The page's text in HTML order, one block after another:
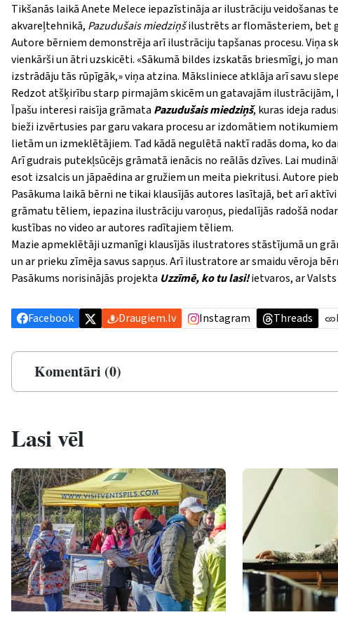
Tikšanās laikā Anete Melece iepazīstināja ar ilustrāciju
akvareļtehnikā, Pazudušais miedziņšilustrēts ar flomāsteriem, bet
Autore bērniem demonstrēja arī ilustrāciju tapšanas procesu. Viņa
vienkārši un ātri uzskicēti. «Sākumā bildes izskatās briesmīgi, jo
izstrādāju tās rūpīgāk,»viņa atzina. Māksliniece atklāja arī savu
Redzot atšķirību starp pirmajām skicēm un gatavajām ilustrācijām,
Īpašu interesi raisīja grāmata Pazudušais miedziņš, kuras ideja
bieži izvērtusies par garu vakara procesu ar izdomātiem
lietām un izmeklētājiem. Tad kādā negulētā naktī radās doma, ko
Arī gudrais putekļsūcējs grāmatā ienācis no reālās dzīves. Lai
esot izsalcis un jāpaēdina ar gružiem un meita piekritusi. Autore
Pasākuma laikā bērni ne tikai klausījās autores lasītajā, bet arī
grāmatu tēliem, iepazina ilustrāciju varoņus, piedalījās radošā
kustības no video ar autores radītajiem tēliem.
Mazie apmeklētāji uzmanīgi klausījās ilustratores stāstījumā un
un ar prieku zīmēja savus sapņus. Arī ilustratore ar smaidu vēroja
Pasākums norisinājās projekta Uzzīmē, ko tu lasi!ietvaros, ar
Facebook Draugiem.lv Instagram Threads
Komentāri (0)
Lasi vēl